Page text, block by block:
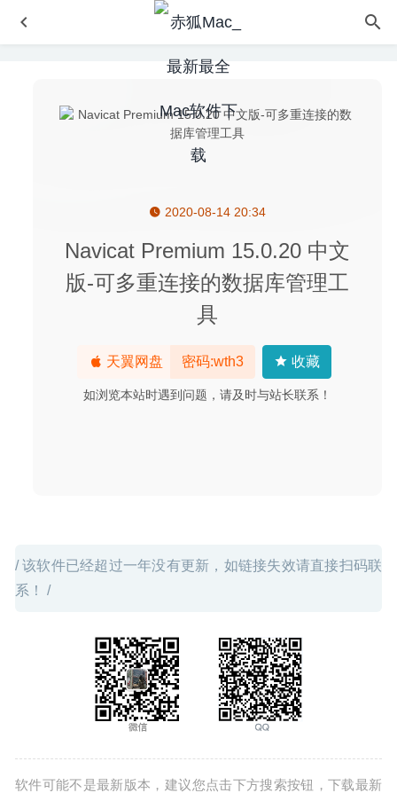
2020-08-14 20:34
Navicat Premium 15.0.20 中文
版-可多重连接的数据库管理工
具
天翼网盘 密码:wth3 收藏
如浏览本站时遇到问题，请及时与站长联系！
/ 该软件已经超过一年没有更新，如链接失效请直接扫码联
系！ /
软件可能不是最新版本，建议您点击下方搜索按钮，下载最新
Path Finder 26.1.6 中文版-功能强大的文件管理器
Cisdem PDFMaster 4.0.0 – PDF编辑转换、OCR识别工具
2020-08-16
Grids 6.0.11 中文版-Instagram可发布故事的桌面客户端
Adobe Indesign 2020 15.1.1 中文版-专业的印刷排版工具